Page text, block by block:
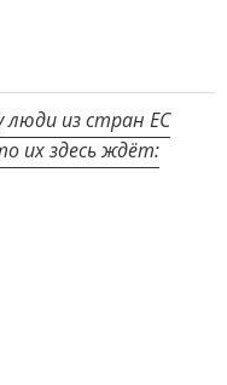
люди из стран ЕС
их здесь ждёт: